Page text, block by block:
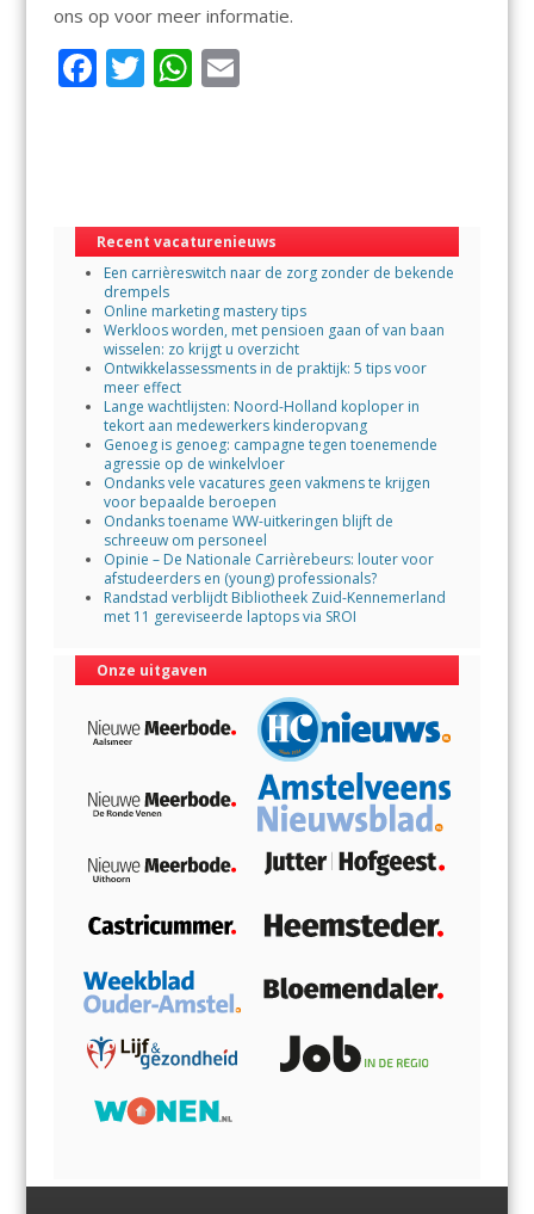
ons op voor meer informatie.
F
o
o
k
T W
A
p
p
E
Recent vacaturenieuws
Een carrièreswitch naar de zorg zonder de bekende
drempels
Online marketing mastery tips
Werkloos worden, met pensioen gaan of van baan
wisselen: zo krijgt u overzicht
Ontwikkelassessments in de praktijk: 5 tips voor
meer effect
Lange wachtlijsten: Noord-Holland koploper in
tekort aan medewerkers kinderopvang
Genoeg is genoeg: campagne tegen toenemende
agressie op de winkelvloer
Ondanks vele vacatures geen vakmens te krijgen
voor bepaalde beroepen
Ondanks toename WW-uitkeringen blijft de
schreeuw om personeel
Opinie – De Nationale Carrièrebeurs: louter voor
afstudeerders en (young) professionals?
Randstad verblijdt Bibliotheek Zuid-Kennemerland
met 11 gereviseerde laptops via SROI
Onze uitgaven